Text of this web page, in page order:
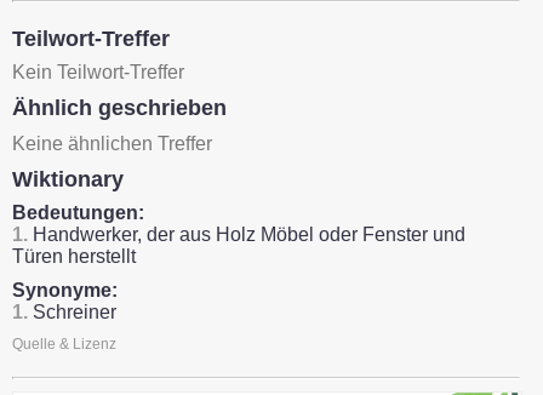
Teilwort-Treffer
Kein Teilwort-Treffer
Ähnlich geschrieben
Keine ähnlichen Treffer
Wiktionary
Bedeutungen:
1. Handwerker, der aus Holz Möbel oder Fenster und
Türen herstellt
Synonyme:
1. Schreiner
Quelle & Lizenz